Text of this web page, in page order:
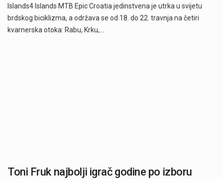
Islands4 Islands MTB Epic Croatia jedinstvena je utrka u svijetu
brdskog biciklizma, a održava se od 18. do 22. travnja na četiri
kvarnerska otoka: Rabu, Krku,…
Toni Fruk najbolji igrač godine po izboru